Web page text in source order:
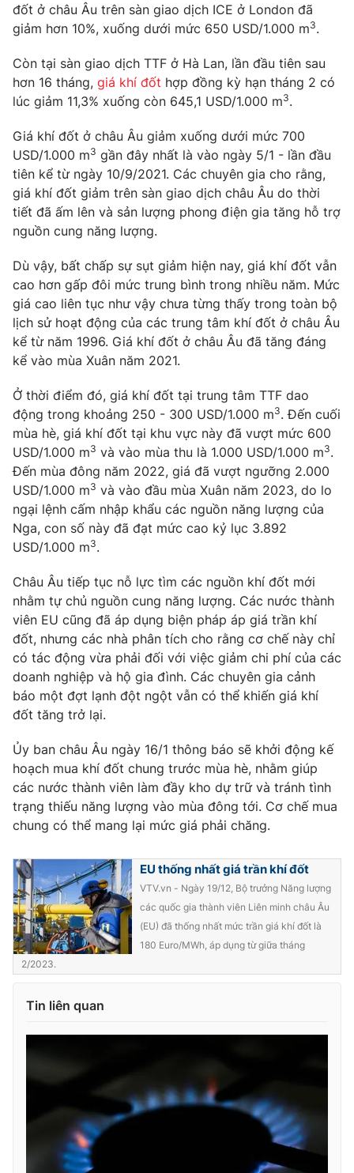
Thế giới đó đây
Câu chuyện quốc tế
Tài chính
Thị trường
Góc doanh nghiệp
Dữ liệu và đời sống
Truyền hình
Hậu trường
Nhân vật
Khán giả
Giải sao mai
Giải trí
Điện ảnh
Âm nhạc
Sao
Đời sống
Du lịch
Làm đẹp
Chất lượng cuộc sống
Giáo dục
Học trực tuyến
Công nghệ
Hitech Công nghệ tương lai
Sản phẩm
Thị trường
Tư vấn
Giao lưu trực tuyến
Lịch phát sóng
Chuyên mục khác
Emagazine Podcast
Photo Infographic
Video Shorts video
VTV Money VTV Thể thao
VTV Sức khoẻ Bất động sản
Thị trường 24h Tấm lòng Việt
VTV4
VTV9 VTV8
Liên hệ tòa soạn English
THỜI BÁO VTV
Theo dõi báo trên
Cơ quan chủ quản:
Cơ quan báo chí:Thời báo VTV
cấp ngày 29/12/2023
Vũ Thanh Thủy
Phó Tổng Biên tập:Nguyễn Thị Mỹ Hạnh, Phạm Quốc Thắng,
Nguyễn Trọng Ninh
Tổng đài VTV:024.38 355 931 - 024.38 355 932
đốt ở châu Âu trên sàn giao dịch ICE ở London đã
giảm hơn 10%, xuống dưới mức 650 USD/1.000 m3.
Còn tại sàn giao dịch TTF ở Hà Lan, lần đầu tiên sau
hơn 16 tháng, giá khí đốt hợp đồng kỳ hạn tháng 2 có
lúc giảm 11,3% xuống còn 645,1 USD/1.000 m3.
Giá khí đốt ở châu Âu giảm xuống dưới mức 700
USD/1.000 m3 gần đây nhất là vào ngày 5/1 - lần đầu
tiên kể từ ngày 10/9/2021. Các chuyên gia cho rằng,
giá khí đốt giảm trên sàn giao dịch châu Âu do thời
tiết đã ấm lên và sản lượng phong điện gia tăng hỗ trợ
nguồn cung năng lượng.
Dù vậy, bất chấp sự sụt giảm hiện nay, giá khí đốt vẫn
cao hơn gấp đôi mức trung bình trong nhiều năm. Mức
giá cao liên tục như vậy chưa từng thấy trong toàn bộ
lịch sử hoạt động của các trung tâm khí đốt ở châu Âu
kể từ năm 1996. Giá khí đốt ở châu Âu đã tăng đáng
kể vào mùa Xuân năm 2021.
Ở thời điểm đó, giá khí đốt tại trung tâm TTF dao
động trong khoảng 250 - 300 USD/1.000 m3. Đến cuối
mùa hè, giá khí đốt tại khu vực này đã vượt mức 600
USD/1.000 m3 và vào mùa thu là 1.000 USD/1.000 m3.
Đến mùa đông năm 2022, giá đã vượt ngưỡng 2.000
USD/1.000 m3 và vào đầu mùa Xuân năm 2023, do lo
ngại lệnh cấm nhập khẩu các nguồn năng lượng của
Nga, con số này đã đạt mức cao kỷ lục 3.892
USD/1.000 m3.
Châu Âu tiếp tục nỗ lực tìm các nguồn khí đốt mới
nhằm tự chủ nguồn cung năng lượng. Các nước thành
viên EU cũng đã áp dụng biện pháp áp giá trần khí
đốt, nhưng các nhà phân tích cho rằng cơ chế này chỉ
có tác động vừa phải đối với việc giảm chi phí của các
doanh nghiệp và hộ gia đình. Các chuyên gia cảnh
báo một đợt lạnh đột ngột vẫn có thể khiến giá khí
đốt tăng trở lại.
Ủy ban châu Âu ngày 16/1 thông báo sẽ khởi động kế
hoạch mua khí đốt chung trước mùa hè, nhằm giúp
các nước thành viên làm đầy kho dự trữ và tránh tình
trạng thiếu năng lượng vào mùa đông tới. Cơ chế mua
chung có thể mang lại mức giá phải chăng.
EU thống nhất giá trần khí đốt
VTV.vn - Ngày 19/12, Bộ trưởng Năng lượng
các quốc gia thành viên Liên minh châu Âu
(EU) đã thống nhất mức trần giá khí đốt là
180 Euro/MWh, áp dụng từ giữa tháng
2/2023.
Tin liên quan